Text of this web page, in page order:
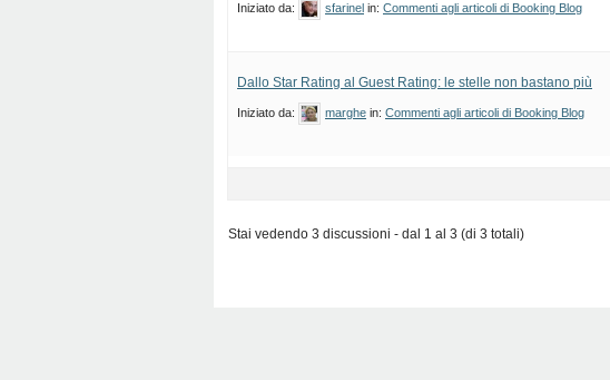
Iniziato da: sfarinel in: Commenti agli articoli di Booking Blog
Dallo Star Rating al Guest Rating: le stelle non bastano più
Iniziato da: marghe in: Commenti agli articoli di Booking Blog
Stai vedendo 3 discussioni - dal 1 al 3 (di 3 totali)